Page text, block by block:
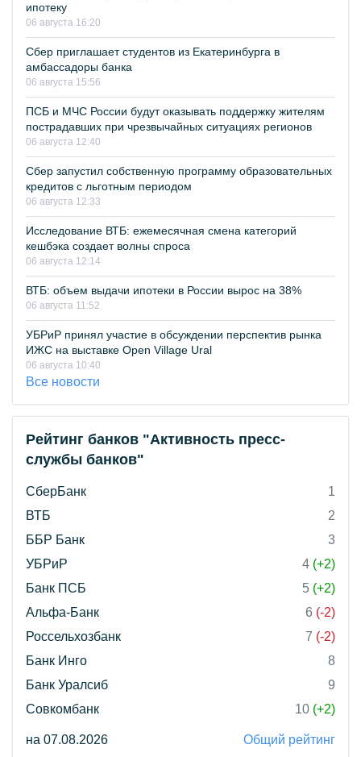
ипотеку
06 августа 16:20
Сбер приглашает студентов из Екатеринбурга в
амбассадоры банка
06 августа 15:56
ПСБ и МЧС России будут оказывать поддержку жителям
пострадавших при чрезвычайных ситуациях регионов
06 августа 12:40
Сбер запустил собственную программу образовательных
кредитов с льготным периодом
06 августа 12:33
Исследование ВТБ: ежемесячная смена категорий
кешбэка создает волны спроса
06 августа 12:14
ВТБ: объем выдачи ипотеки в России вырос на 38%
06 августа 11:52
УБРиР принял участие в обсуждении перспектив рынка
ИЖС на выставке Open Village Ural
06 августа 10:40
Все новости
Рейтинг банков "Активность пресс-
службы банков"
СберБанк
1
ВТБ
2
ББР Банк
3
УБРиР
4 (+2)
Банк ПСБ
5 (+2)
Альфа-Банк
6 (-2)
Россельхозбанк
7 (-2)
Банк Инго
8
Банк Уралсиб
9
Совкомбанк
10 (+2)
на 07.08.2026 Общий рейтинг